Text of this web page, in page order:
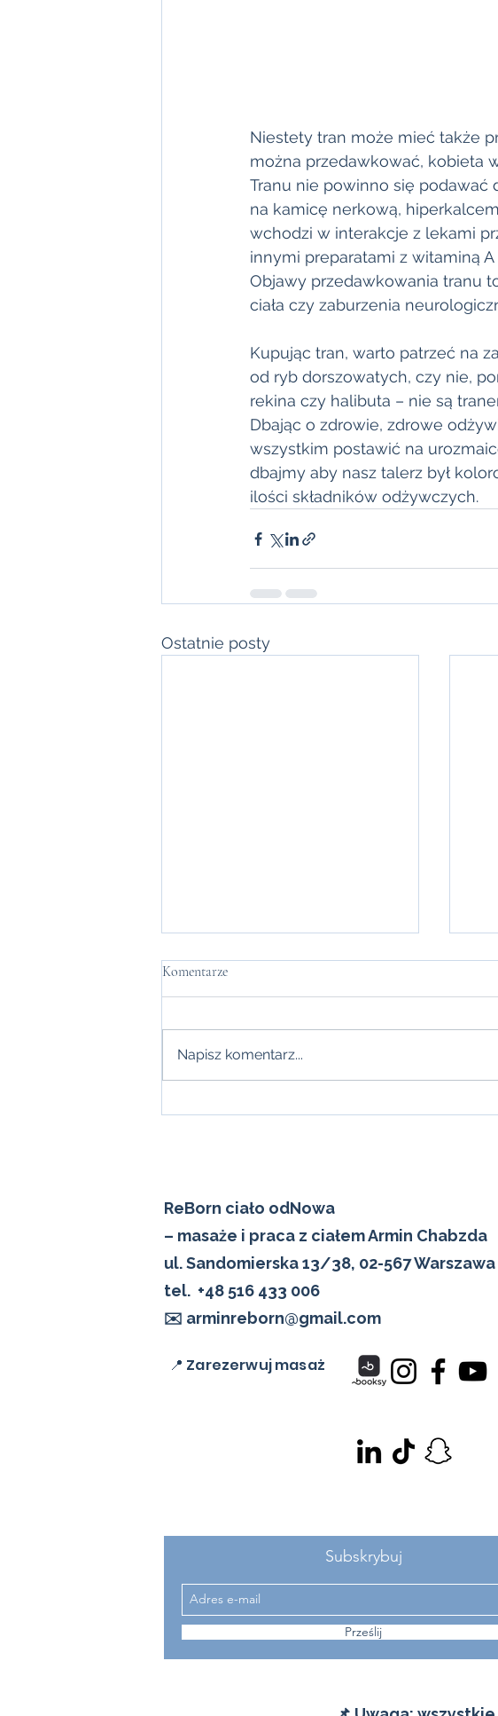
Niestety tran może mieć także
można przedawkować, kobieta
Tranu nie powinno się podawać
na kamicę nerkową,
wchodzi w interakcje z lekami
innymi preparatami z witaminą
Objawy przedawkowania tranu
ciała czy zaburzenia
Kupując tran, warto patrzeć na
od ryb dorszowatych, czy nie,
rekina czy halibuta – nie są
Dbając o zdrowie, zdrowe
wszystkim postawić na
dbajmy aby nasz talerz był
ilości składników odżywczych.
Ostatnie posty
Jak się wyciszyć, gdy wszystko Cię
kiedy wszystkiego jest za dużo.
Za dużo bodźców. Za dużo
Komentarze
Napisz komentarz...
ReBorn ciało odNowa
– masaże i praca z ciałem Armin Chabzda
ul. Sandomierska 13/38, 02-567 Warszawa
tel. +48 516 433 006
✉️ arminreborn@gmail.com
📍 Zarezerwuj masaż
Subskrybuj
Prześlij